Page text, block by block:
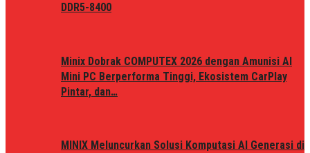
DDR5-8400
Minix Dobrak COMPUTEX 2026 dengan Amunisi AI
Mini PC Berperforma Tinggi, Ekosistem CarPlay
Pintar, dan…
MINIX Meluncurkan Solusi Komputasi AI Generasi di